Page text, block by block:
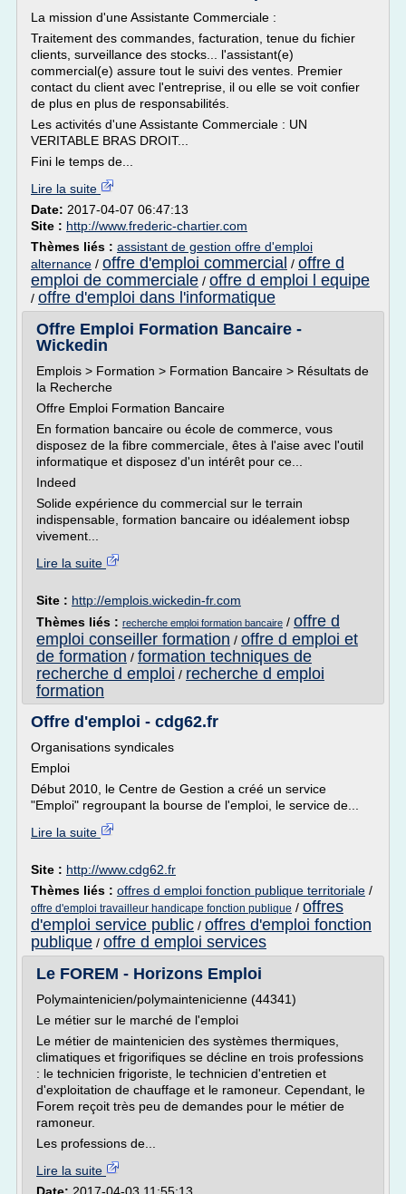
La mission d'une Assistante Commerciale :
Traitement des commandes, facturation, tenue du fichier
clients, surveillance des stocks... l'assistant(e)
commercial(e) assure tout le suivi des ventes. Premier
contact du client avec l'entreprise, il ou elle se voit confier
de plus en plus de responsabilités.
Les activités d'une Assistante Commerciale : UN
VERITABLE BRAS DROIT...
Fini le temps de...
Lire la suite
Date: 2017-04-07 06:47:13
Site : http://www.frederic-chartier.com
Thèmes liés : assistant de gestion offre d'emploi
alternance / offre d'emploi commercial / offre d
emploi de commerciale / offre d emploi l equipe
/ offre d'emploi dans l'informatique
Offre Emploi Formation Bancaire -
Wickedin
Emplois > Formation > Formation Bancaire > Résultats de
la Recherche
Offre Emploi Formation Bancaire
En formation bancaire ou école de commerce, vous
disposez de la fibre commerciale, êtes à l'aise avec l'outil
informatique et disposez d'un intérêt pour ce...
Indeed
Solide expérience du commercial sur le terrain
indispensable, formation bancaire ou idéalement iobsp
vivement...
Lire la suite
Site : http://emplois.wickedin-fr.com
Thèmes liés : recherche emploi formation bancaire / offre d
emploi conseiller formation / offre d emploi et
de formation / formation techniques de
recherche d emploi / recherche d emploi
formation
Offre d'emploi - cdg62.fr
Organisations syndicales
Emploi
Début 2010, le Centre de Gestion a créé un service
"Emploi" regroupant la bourse de l'emploi, le service de...
Lire la suite
Site : http://www.cdg62.fr
Thèmes liés : offres d emploi fonction publique territoriale /
offre d'emploi travailleur handicape fonction publique / offres
d'emploi service public / offres d'emploi fonction
publique / offre d emploi services
Le FOREM - Horizons Emploi
Polymaintenicien/polymaintenicienne (44341)
Le métier sur le marché de l'emploi
Le métier de maintenicien des systèmes thermiques,
climatiques et frigorifiques se décline en trois professions
: le technicien frigoriste, le technicien d'entretien et
d'exploitation de chauffage et le ramoneur. Cependant, le
Forem reçoit très peu de demandes pour le métier de
ramoneur.
Les professions de...
Lire la suite